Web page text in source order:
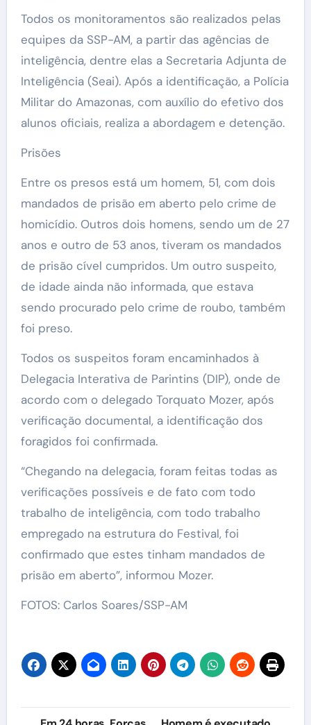
Todos os monitoramentos são realizados pelas
equipes da SSP-AM, a partir das agências de
inteligência, dentre elas a Secretaria Adjunta de
Inteligência (Seai). Após a identificação, a Polícia
Militar do Amazonas, com auxílio do efetivo dos
alunos oficiais, realiza a abordagem e detenção.
Prisões
Entre os presos está um homem, 51, com dois
mandados de prisão em aberto pelo crime de
homicídio. Outros dois homens, sendo um de 27
anos e outro de 53 anos, tiveram os mandados
de prisão cível cumpridos. Um outro suspeito,
de idade ainda não informada, que estava
sendo procurado pelo crime de roubo, também
foi preso.
Todos os suspeitos foram encaminhados à
Delegacia Interativa de Parintins (DIP), onde de
acordo com o delegado Torquato Mozer, após
verificação documental, a identificação dos
foragidos foi confirmada.
“Chegando na delegacia, foram feitas todas as
verificações possíveis e de fato com todo
trabalho de inteligência, com todo trabalho
empregado na estrutura do Festival, foi
confirmado que estes tinham mandados de
prisão em aberto”, informou Mozer.
FOTOS: Carlos Soares/SSP-AM